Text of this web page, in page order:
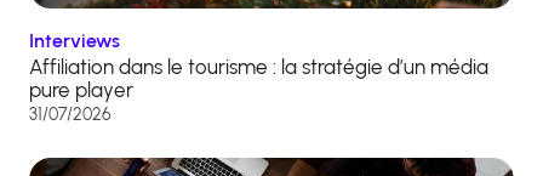
Interviews
Affiliation dans le tourisme : la stratégie d’un média
pure player
31/07/2026